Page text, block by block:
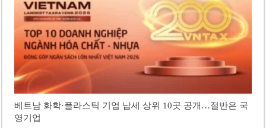
베트남 화학·플라스틱 기업 납세 상위 10곳 공개…절반은 국
영기업